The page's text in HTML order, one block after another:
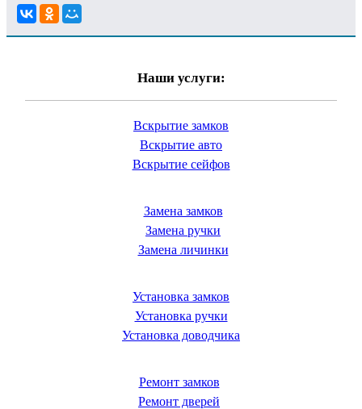
Наши услуги:
Вскрытие замков
Вскрытие авто
Вскрытие сейфов
Замена замков
Замена ручки
Замена личинки
Установка замков
Установка ручки
Установка доводчика
Ремонт замков
Ремонт дверей